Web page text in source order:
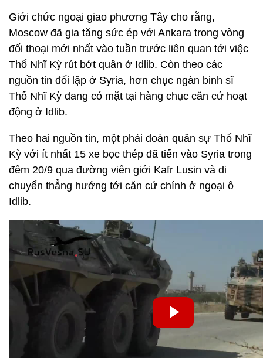
Giới chức ngoại giao phương Tây cho rằng,
Moscow đã gia tăng sức ép với Ankara trong vòng
đối thoại mới nhất vào tuần trước liên quan tới việc
Thổ Nhĩ Kỳ rút bớt quân ở Idlib. Còn theo các
nguồn tin đối lập ở Syria, hơn chục ngàn binh sĩ
Thổ Nhĩ Kỳ đang có mặt tại hàng chục căn cứ hoạt
động ở Idlib.
Theo hai nguồn tin, một phái đoàn quân sự Thổ Nhĩ
Kỳ với ít nhất 15 xe bọc thép đã tiến vào Syria trong
đêm 20/9 qua đường viên giới Kafr Lusin và di
chuyển thẳng hướng tới căn cứ chính ở ngoại ô
Idlib.